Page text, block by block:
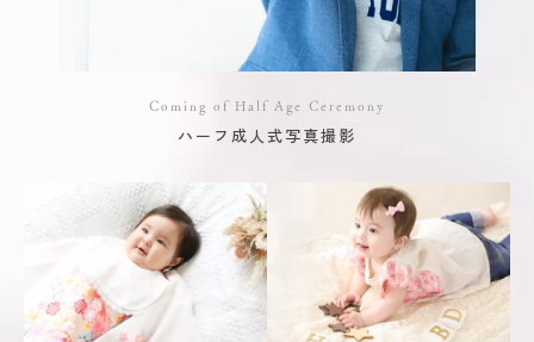
Coming of Half Age Ceremony
ハーフ成人式写真撮影